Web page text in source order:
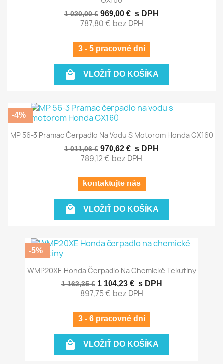
1 020,00 € 969,00 € s DPH
787,80 € bez DPH
3 - 5 pracovné dni
 VLOŽIŤ DO KOŠÍKA
MP 56-3 Pramac Čerpadlo Na Vodu S Motorom Honda GX160
1 011,06 € 970,62 € s DPH
789,12 € bez DPH
kontaktujte nás
 VLOŽIŤ DO KOŠÍKA
-4%
WMP20XE Honda Čerpadlo Na Chemické Tekutiny
1 162,35 € 1 104,23 € s DPH
897,75 € bez DPH
3 - 6 pracovné dni
 VLOŽIŤ DO KOŠÍKA
-5%